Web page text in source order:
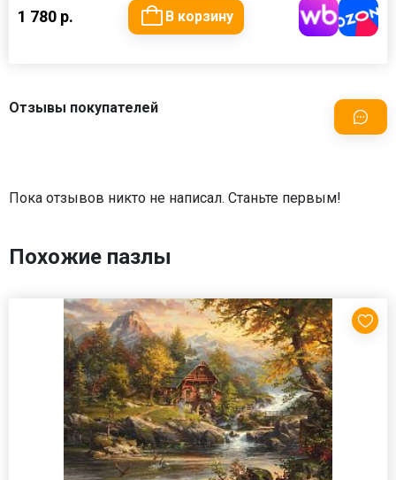
1 780 р. В корзину
Отзывы покупателей
Пока отзывов никто не написал. Станьте первым!
Похожие пазлы